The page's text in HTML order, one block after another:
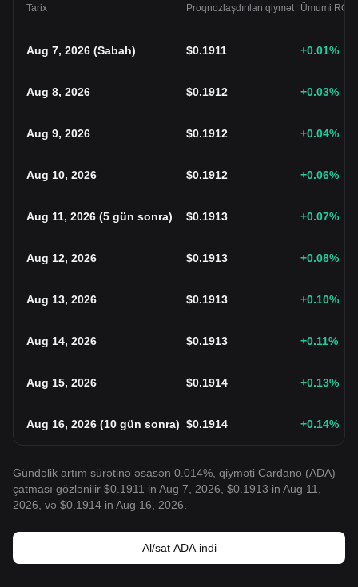
Tarix Proqnozlaşdırılan qiymət Ümumi ROI
Aug 7, 2026 (Sabah) $0.1911 +0.01%
Aug 8, 2026 $0.1912 +0.03%
Aug 9, 2026 $0.1912 +0.04%
Aug 10, 2026 $0.1912 +0.06%
Aug 11, 2026 (5 gün sonra) $0.1913 +0.07%
Aug 12, 2026 $0.1913 +0.08%
Aug 13, 2026 $0.1913 +0.10%
Aug 14, 2026 $0.1913 +0.11%
Aug 15, 2026 $0.1914 +0.13%
Aug 16, 2026 (10 gün sonra) $0.1914 +0.14%
Gündəlik artım sürətinə əsasən 0.014%, qiyməti Cardano (ADA)
çatması gözlənilir $0.1911 in Aug 7, 2026, $0.1913 in Aug 11,
2026, və $0.1914 in Aug 16, 2026.
Al/sat ADA indi